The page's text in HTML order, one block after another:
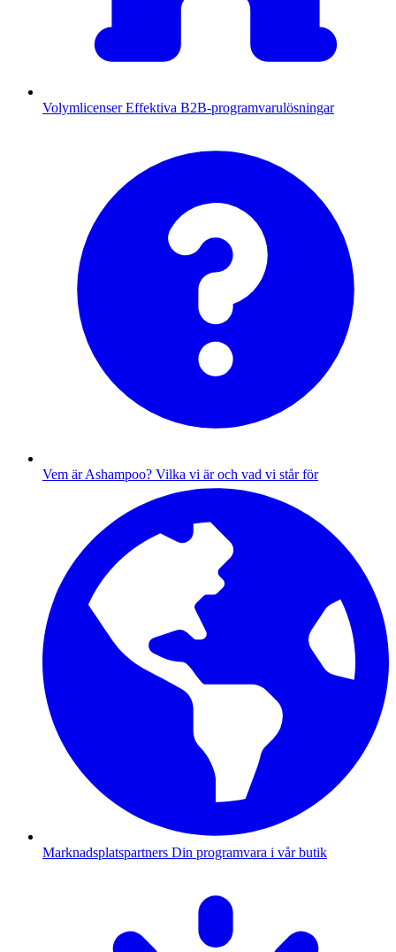
Volymlicenser Effektiva B2B-programvarulösningar
Vem är Ashampoo? Vilka vi är och vad vi står för
Marknadsplatspartners Din programvara i vår butik